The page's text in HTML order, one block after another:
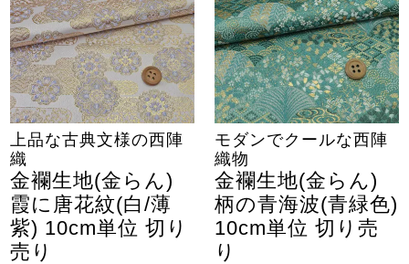
上品な古典文様の西陣
織
金襴生地(金らん)
霞に唐花紋(白/薄
紫) 10cm単位 切り
売り
モダンでクールな西陣
織物
金襴生地(金らん)
柄の青海波(青緑色)
10cm単位 切り売
り